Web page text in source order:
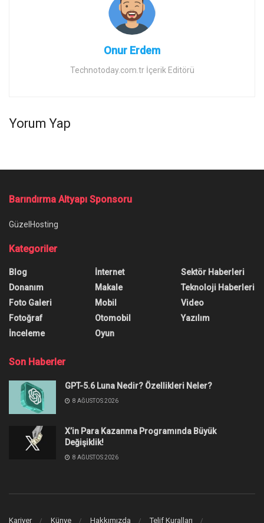
Onur Erdem
Technotoday.com.tr İçerik Editörü
Yorum Yap
istiyor
Almanya, otomobil çipi kıtlığı
nedeniyle Tayvan’dan yardım
istiyor